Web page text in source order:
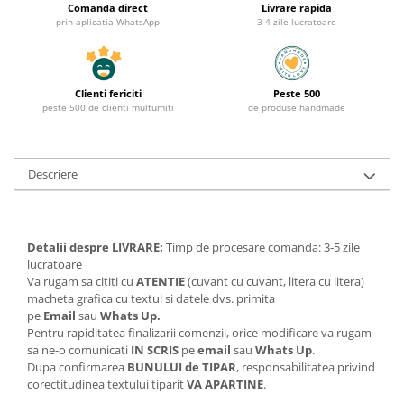
Comanda direct
prin aplicatia WhatsApp
Livrare rapida
3-4 zile lucratoare
Clienti fericiti
peste 500 de clienti multumiti
Peste 500
de produse handmade
Descriere
Detalii despre LIVRARE: Timp de procesare comanda: 3-5 zile
lucratoare
Va rugam sa cititi cu ATENTIE(cuvant cu cuvant, litera cu litera)
macheta grafica cu textul si datele dvs. primita
pe Email sau Whats Up.
Pentru rapiditatea finalizarii comenzii, orice modificare va rugam
sa ne-o comunicati IN SCRIS peemail sau Whats Up.
Dupa confirmarea BUNULUI de TIPAR, responsabilitatea privind
corectitudinea textului tiparitVA APARTINE.